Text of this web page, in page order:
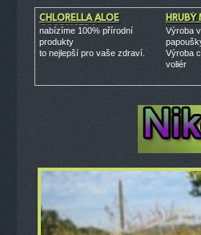
CHLORELLA ALOE
CORDYCEPS
nabízíme 100% přírodní
produkty
to nejlepší pro vaše zdraví.
HRUBÝ
Výroba
Výroba
voliér